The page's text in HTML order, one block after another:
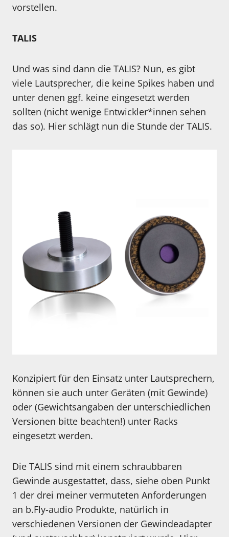
vorstellen.
TALIS
Und was sind dann die TALIS? Nun, es gibt
viele Lautsprecher, die keine Spikes haben und
unter denen ggf. keine eingesetzt werden
sollten (nicht wenige Entwickler*innen sehen
das so). Hier schlägt nun die Stunde der TALIS.
Konzipiert für den Einsatz unter Lautsprechern,
können sie auch unter Geräten (mit Gewinde)
oder (Gewichtsangaben der unterschiedlichen
Versionen bitte beachten!) unter Racks
eingesetzt werden.
Die TALIS sind mit einem schraubbaren
Gewinde ausgestattet, dass, siehe oben Punkt
1 der drei meiner vermuteten Anforderungen
an b.Fly-audio Produkte, natürlich in
verschiedenen Versionen der Gewindeadapter